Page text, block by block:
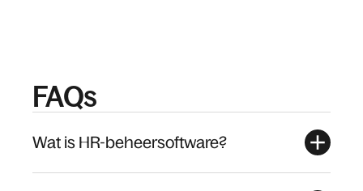
FAQs
Wat is HR-beheersoftware?